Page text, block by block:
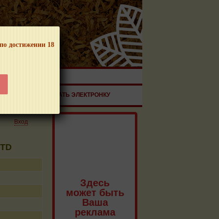
достижении 18
ПРОДУКЦИИ!
ЗАКАЗАТЬ ЭЛЕКТРОНКУ
Вход
Здесь
может быть
Ваша
реклама